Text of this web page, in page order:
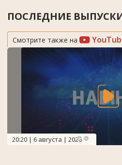
ПОСЛЕДНИЕ
Смотрите также на
20:20 | 6 августа | 2026